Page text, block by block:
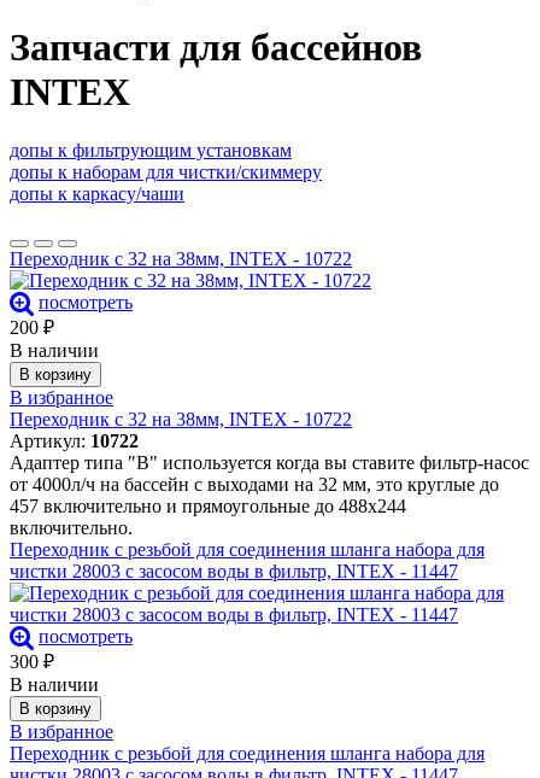
Запчасти для бассейнов
INTEX
допы к фильтрующим установкам
допы к наборам для чистки/скиммеру
допы к каркасу/чаши
Переходник с 32 на 38мм, INTEX - 10722
посмотреть
200 ₽
В наличии
В корзину
В избранное
Переходник с 32 на 38мм, INTEX - 10722
Артикул: 10722
Адаптер типа "B" используется когда вы ставите фильтр-насос
от 4000л/ч на бассейн с выходами на 32 мм, это круглые до
457 включительно и прямоугольные до 488х244
включительно.
Переходник с резьбой для соединения шланга набора для
чистки 28003 с засосом воды в фильтр, INTEX - 11447
посмотреть
300 ₽
В наличии
В корзину
В избранное
Переходник с резьбой для соединения шланга набора для